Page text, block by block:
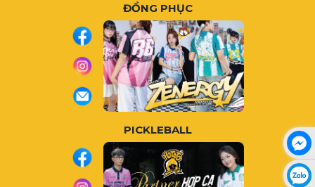
ĐỒNG PHỤC
PICKLEBALL